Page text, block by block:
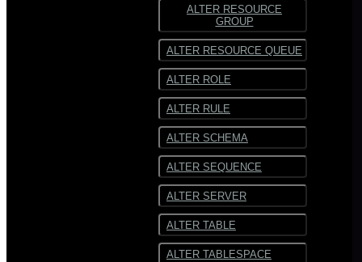
ALTER RESOURCE
GROUP
ALTER RESOURCE QUEUE
ALTER ROLE
ALTER RULE
ALTER SCHEMA
ALTER SEQUENCE
ALTER SERVER
ALTER TABLE
ALTER TABLESPACE